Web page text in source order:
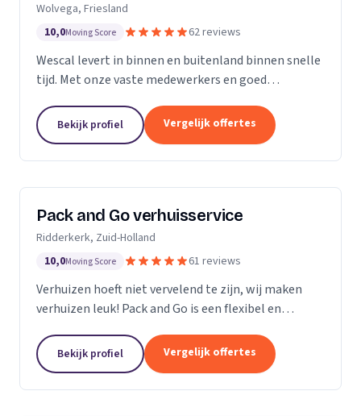
Wolvega, Friesland
10,0Moving Score 62 reviews
Wescal levert in binnen en buitenland binnen snelle
tijd. Met onze vaste medewerkers en goed
na wat we beloven. Door goede
kwaliteitsvoertuigen te...
Bekijk profiel Vergelijk offertes
Pack and Go verhuisservice
Ridderkerk, Zuid-Holland
10,0Moving Score 61 reviews
Verhuizen hoeft niet vervelend te zijn, wij maken
verhuizen leuk! Pack and Go is een flexibel en
al uw verhuizingen. Met ons team van...
Bekijk profiel Vergelijk offertes